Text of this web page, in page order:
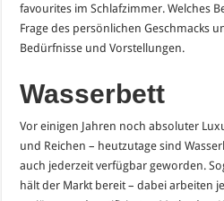
favourites im Schlafzimmer. Welches
Frage des persönlichen Geschmacks
Bedürfnisse und Vorstellungen.
Wasserbett
Vor einigen Jahren noch absoluter
und Reichen – heutzutage sind
auch jederzeit verfügbar geworden.
hält der Markt bereit – dabei arbeiten